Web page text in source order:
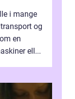
i mange
og
en
ell...